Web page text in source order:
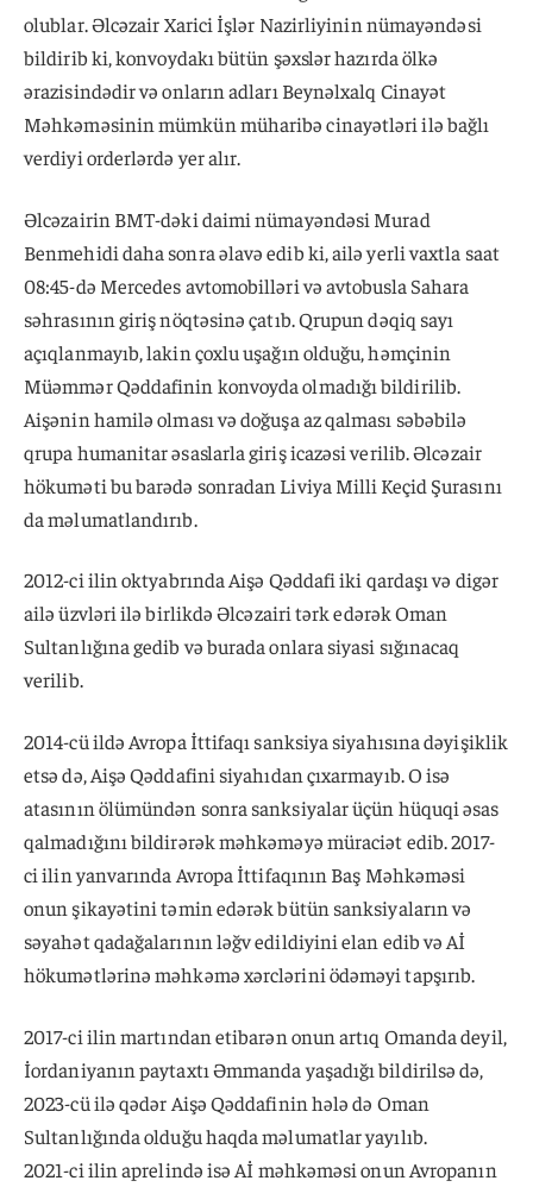
olublar. Əlcəzair Xarici İşlər Nazirliyinin nümayəndəsi
bildirib ki, konvoydakı bütün şəxslər hazırda ölkə
ərazisindədir və onların adları Beynəlxalq Cinayət
Məhkəməsinin mümkün müharibə cinayətləri ilə bağlı
verdiyi orderlərdə yer alır.
Əlcəzairin BMT-dəki daimi nümayəndəsi Murad
Benmehidi daha sonra əlavə edib ki, ailə yerli vaxtla saat
08:45-də Mercedes avtomobilləri və avtobusla Sahara
səhrasının giriş nöqtəsinə çatıb. Qrupun dəqiq sayı
açıqlanmayıb, lakin çoxlu uşağın olduğu, həmçinin
Müəmmər Qəddafinin konvoyda olmadığı bildirilib.
Aişənin hamilə olması və doğuşa az qalması səbəbilə
qrupa humanitar əsaslarla giriş icazəsi verilib. Əlcəzair
hökuməti bu barədə sonradan Liviya Milli Keçid Şurasını
da məlumatlandırıb.
2012-ci ilin oktyabrında Aişə Qəddafi iki qardaşı və digər
ailə üzvləri ilə birlikdə Əlcəzairi tərk edərək Oman
Sultanlığına gedib və burada onlara siyasi sığınacaq
verilib.
2014-cü ildə Avropa İttifaqı sanksiya siyahısına dəyişiklik
etsə də, Aişə Qəddafini siyahıdan çıxarmayıb. O isə
atasının ölümündən sonra sanksiyalar üçün hüquqi əsas
qalmadığını bildirərək məhkəməyə müraciət edib. 2017-
ci ilin yanvarında Avropa İttifaqının Baş Məhkəməsi
onun şikayətini təmin edərək bütün sanksiyaların və
səyahət qadağalarının ləğv edildiyini elan edib və Aİ
hökumətlərinə məhkəmə xərclərini ödəməyi tapşırıb.
2017-ci ilin martından etibarən onun artıq Omanda deyil,
İordaniyanın paytaxtı Əmmanda yaşadığı bildirilsə də,
2023-cü ilə qədər Aişə Qəddafinin hələ də Oman
Sultanlığında olduğu haqda məlumatlar yayılıb.
2021-ci ilin aprelində isə Aİ məhkəməsi onun Avropanın